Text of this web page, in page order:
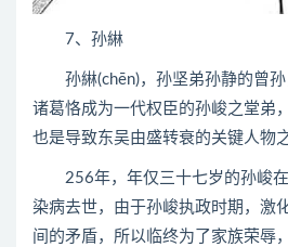
7、孙綝
孙綝(chēn)，孙坚弟孙静的曾孙
诸葛恪成为一代权臣的孙峻之堂弟
也是导致东吴由盛转衰的关键人物
256年，年仅三十七岁的孙峻在
染病去世，由于孙峻执政时期，激
间的矛盾，所以临终为了家族荣辱